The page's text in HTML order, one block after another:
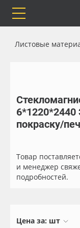
Каталог
Orafol
Бренды
Доставка
Весь каталог
Рулонные
Самоклеящиеся
Листовые
Листовые
покраску/
Товар
и менеджер
подробностей.
Цена за: шт